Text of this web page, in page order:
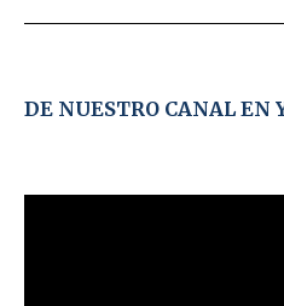
DE NUESTRO CANAL EN